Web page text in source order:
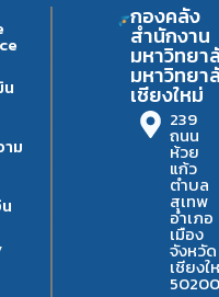
น
ม
กองคลัง
สำนักงาน
มหาวิทยา
มหาวิทยา
เชียงใหม่
239
ถนน
ห้วย
แก้ว
ตำบล
สุเทพ
อำเภอ
เมือง
จังหวัด
เชียงใ
50200